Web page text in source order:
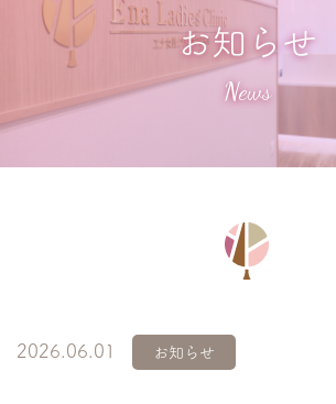
お知らせ
2026.06.01 お知らせ